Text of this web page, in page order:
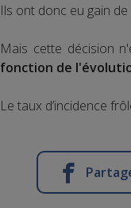
Ils ont donc eu gain de
Mais cette décision
fonction de
Le taux d’incidence